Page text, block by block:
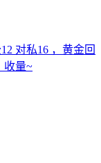
对私16 ，黄金回
收量~